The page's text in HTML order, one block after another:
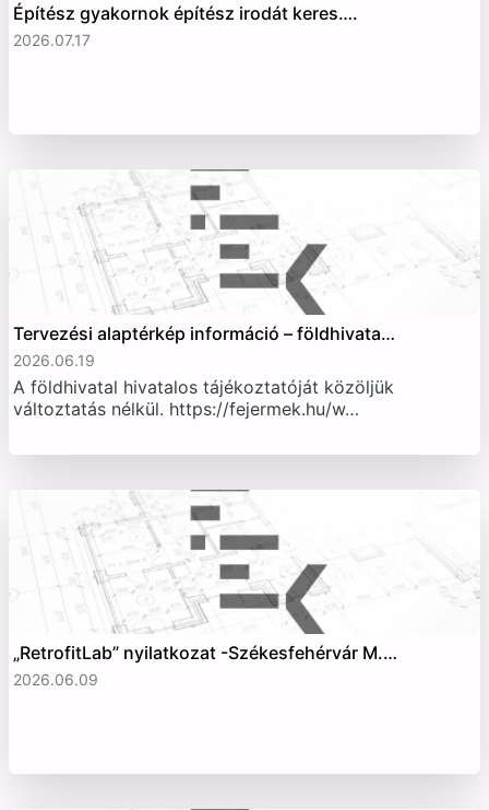
Építész gyakornok építész irodát keres….
2026.07.17
Tervezési alaptérkép információ – földhivata…
2026.06.19
A földhivatal hivatalos tájékoztatóját közöljük
változtatás nélkül. https://fejermek.hu/w…
„RetrofitLab” nyilatkozat -Székesfehérvár M.…
2026.06.09